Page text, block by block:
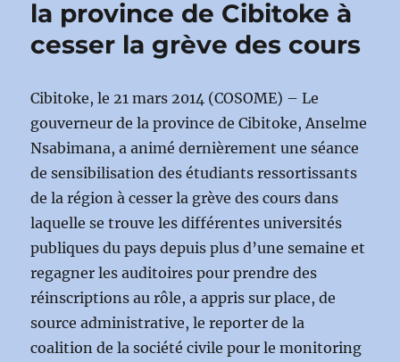
la province de Cibitoke à
cesser la grève des cours
Cibitoke, le 21 mars 2014 (COSOME) – Le
gouverneur de la province de Cibitoke, Anselme
Nsabimana, a animé dernièrement une séance
de sensibilisation des étudiants ressortissants
de la région à cesser la grève des cours dans
laquelle se trouve les différentes universités
publiques du pays depuis plus d’une semaine et
regagner les auditoires pour prendre des
réinscriptions au rôle, a appris sur place, de
source administrative, le reporter de la
coalition de la société civile pour le monitoring